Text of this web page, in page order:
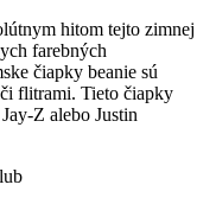
hitom tejto zimnej
farebných
čiapky beanie sú
flitrami. Tieto čiapky
Z alebo Justin